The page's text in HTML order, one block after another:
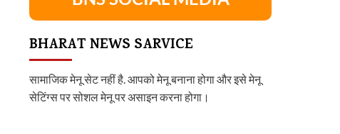
BHARAT NEWS SARVICE
सामाजिक मेनू सेट नहीं है. आपको मेनू बनाना होगा और इसे मेनू
सेटिंग्स पर सोशल मेनू पर असाइन करना होगा।